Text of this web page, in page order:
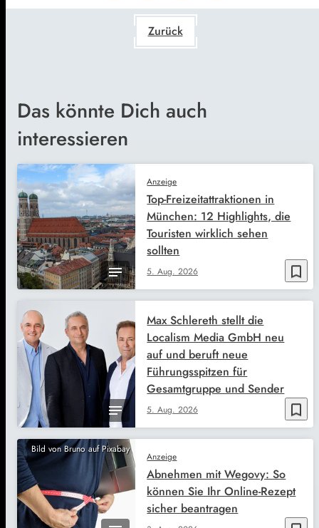
Zurück
Das könnte Dich auch
interessieren
bookmark_border
Anzeige
5. Aug. 2026
Top-Freizeitattraktionen in
München: 12 Highlights, die
Touristen wirklich sehen
sollten
bookmark_border
5. Aug. 2026
Max Schlereth stellt die
Localism Media GmbH neu
auf und beruft neue
Führungsspitzen für
Gesamtgruppe und Sender
Bild von Bruno auf Pixabay
Anzeige
Abnehmen mit Wegovy: So
können Sie Ihr Online-Rezept
sicher beantragen